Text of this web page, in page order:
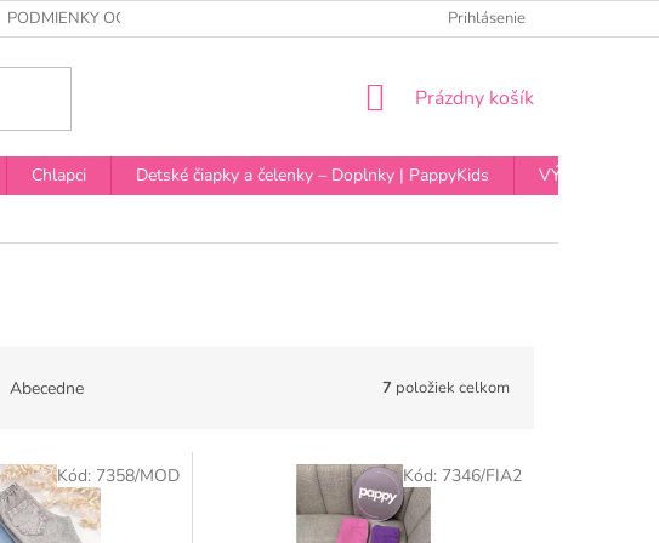
PODMIENKY OCHRANY OSOBNÝCH ÚDAJOV Prihlásenie
NÁKUPNÝ
Prázdny košík
Chlapci Detské čiapky a čelenky – Doplnky | PappyKids
VÝPREDAJ
Abecedne 7 položiek celkom
Kód: 7358/MOD Kód: 7346/FIA2